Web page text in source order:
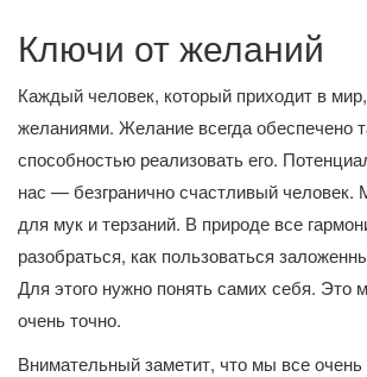
Ключи от желаний
Каждый человек, который приходит в
желаниями. Желание всегда обеспечено
способностью реализовать его.
нас — безгранично счастливый
для мук и терзаний. В природе все
разобраться, как пользоваться
Для этого нужно понять самих себя. Это
очень точно.
Внимательный заметит, что мы все